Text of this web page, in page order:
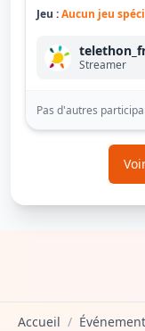
Jeu :Aucun jeu
Streamer
Pas d'autres
Accueil /